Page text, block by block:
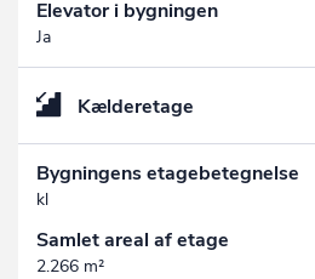
Elevator i bygningen
Ja
Kælderetage
Bygningens etagebetegnelse
kl
Samlet areal af etage
2.266 m²